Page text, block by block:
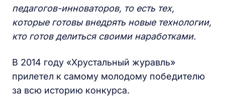
педагогов-инноваторов, то есть тех,
которые готовы внедрять новые технологии,
кто готов делиться своими наработками.
В 2014 году «Хрустальный журавль»
прилетел к самому молодому победителю
за всю историю конкурса.